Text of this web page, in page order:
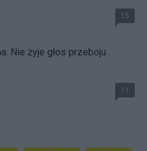
15
Nie żyje głos przeboju
11